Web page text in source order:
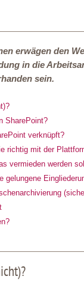
erwägen den
in die
sein.
SharePoint?
verknüpft?
richtig mit der
vermieden werden
gelungene